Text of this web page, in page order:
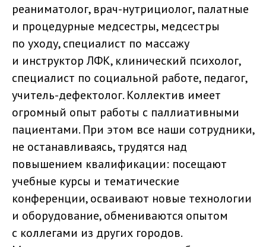
реаниматолог, врач-нутрициолог, палатные
и процедурные медсестры, медсестры
по уходу, специалист по массажу
и инструктор ЛФК, клинический психолог,
специалист по социальной работе, педагог,
учитель-дефектолог. Коллектив имеет
огромный опыт работы с паллиативными
пациентами. При этом все наши сотрудники,
не останавливаясь, трудятся над
повышением квалификации: посещают
учебные курсы и тематические
конференции, осваивают новые технологии
и оборудование, обмениваются опытом
с коллегами из других городов.